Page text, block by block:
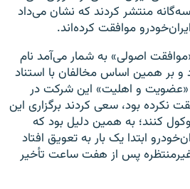
منتشر کردند که نشان‌ می‌داد
موافقت کرده‌اند.
اصولی» به شمار می‌آمد نام
بر همین اساس مخالفان با استناد
«عضویت و اهلیت» این شرکت در
نکرده بود، سعی کردند برگزاری این
کنند؛ به همین دلیل بود که
ابتدا یک بار به تعویق افتاد
پس از هفت ساعت تأخیر